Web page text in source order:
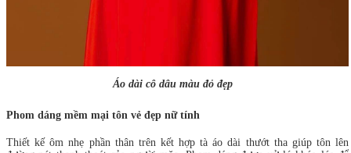
Áo dài cô dâu màu đỏ đẹp
Phom dáng mềm mại tôn vẻ đẹp nữ tính
Thiết kế ôm nhẹ phần thân trên kết hợp tà áo dài thướt tha giúp tôn lên